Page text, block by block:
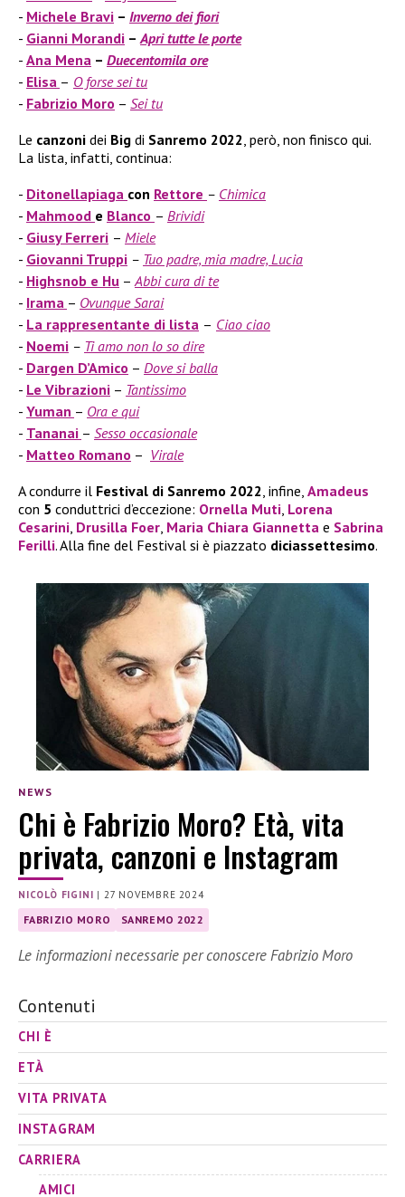
Michele Bravi – Inverno dei fiori
Gianni Morandi –Apri tutte le porte
Ana Mena – Duecentomila ore
Elisa – O forse sei tu
Fabrizio Moro – Sei tu
Le canzoni dei Big di Sanremo 2022, però, non finisco qui.
La lista, infatti, continua:
Ditonellapiaga con Rettore – Chimica
Mahmood e Blanco – Brividi
Giusy Ferreri – Miele
Giovanni Truppi – Tuo padre, mia madre, Lucia
Highsnob e Hu –Abbi cura di te
Irama – Ovunque Sarai
La rappresentante di lista – Ciao ciao
Noemi – Ti amo non lo so dire
Dargen D’Amico – Dove si balla
Le Vibrazioni – Tantissimo
Yuman – Ora e qui
Tananai – Sesso occasionale
Matteo Romano – Virale
A condurre il Festival di Sanremo 2022, infine, Amadeus
con 5 conduttrici d’eccezione: Ornella Muti, Lorena
Cesarini, Drusilla Foer, Maria Chiara Giannetta e Sabrina
Ferilli. Alla fine del Festival si è piazzato diciassettesimo.
NEWS
Chi è Fabrizio Moro? Età, vita
privata, canzoni e Instagram
NICOLÒ FIGINI | 27 NOVEMBRE 2024
FABRIZIO MORO SANREMO 2022
Le informazioni necessarie per conoscere Fabrizio Moro
Contenuti
CHI È
ETÀ
VITA PRIVATA
INSTAGRAM
CARRIERA
AMICI